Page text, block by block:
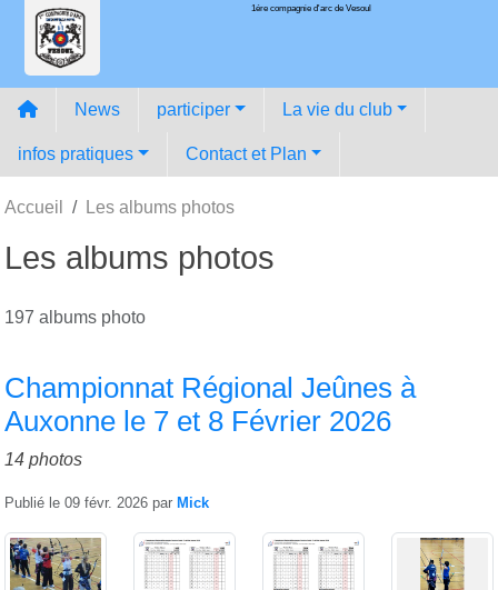
1ére compagnie d'arc de Vesoul
News participer La vie du club
infos pratiques Contact et Plan
Accueil Les albums photos
Les albums photos
197 albums photo
Championnat Régional Jeûnes à
Auxonne le 7 et 8 Février 2026
14 photos
Publié le 09 févr. 2026 par Mick
Panneau de gestion des cookies